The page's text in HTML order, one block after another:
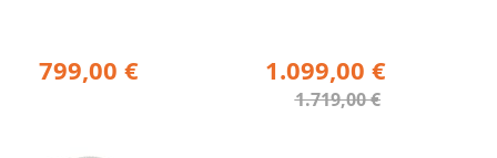
799,00 € 1.099,00 €
1.719,00 €